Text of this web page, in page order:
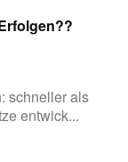
schneller als
entwick...